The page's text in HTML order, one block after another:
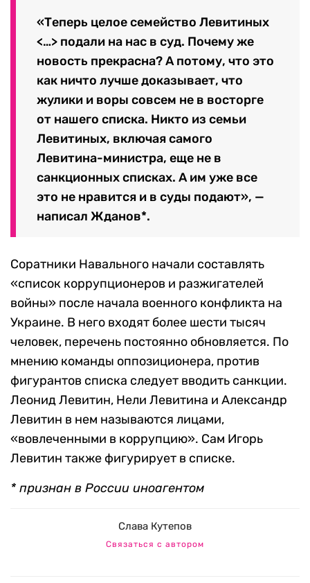
«Теперь целое семейство Левитиных
<…> подали на нас в суд. Почему же
новость прекрасна? А потому, что это
как ничто лучше доказывает, что
жулики и воры совсем не в восторге
от нашего списка. Никто из семьи
Левитиных, включая самого
Левитина-министра, еще не в
санкционных списках. А им уже все
это не нравится и в суды подают», —
написал Жданов*.
Соратники Навального начали составлять
«список коррупционеров и разжигателей
войны» после начала военного конфликта на
Украине. В него входят более шести тысяч
человек, перечень постоянно обновляется. По
мнению команды оппозиционера, против
фигурантов списка следует вводить санкции.
Леонид Левитин, Нели Левитина и Александр
Левитин в нем называются лицами,
«вовлеченными в коррупцию». Сам Игорь
Левитин также фигурирует в списке.
* признан в России иноагентом
Слава Кутепов
Связаться с автором